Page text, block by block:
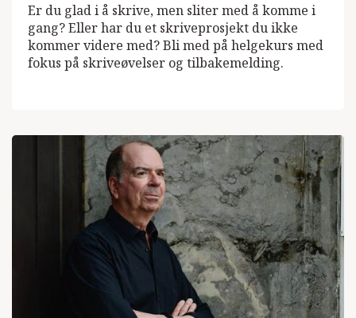
Er du glad i å skrive, men sliter med å komme i
gang? Eller har du et skriveprosjekt du ikke
kommer videre med? Bli med på helgekurs med
fokus på skriveøvelser og tilbakemelding.